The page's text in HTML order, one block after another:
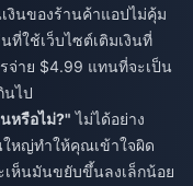
งินของร้านค้าแอปไม่คุ้ม
ที่ใช้เว็บไซต์เติมเงินที่
จ่าย $4.99 แทนที่จะเป็น
นไป
หรือไม่?" ไม่ได้อย่าง
หญ่ทำให้คุณเข้าใจผิด
ห็นมันขยับขึ้นลงเล็กน้อย